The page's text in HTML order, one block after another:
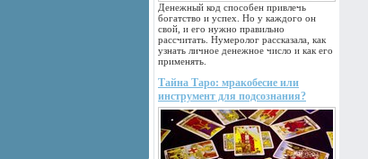
Денежный код способен привлечь
богатство и успех. Но у каждого он
свой, и его нужно правильно
рассчитать. Нумеролог рассказала, как
узнать личное денежное число и как его
применять.
Тайна Таро: мракобесие или
инструмент для подсознания?